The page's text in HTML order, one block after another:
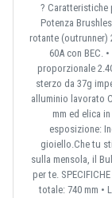
? Caratteristiche
Potenza
rotante (outrunner)
60A con BEC.
proporzionale
sterzo da 37g
alluminio lavorato
mm ed elica
esposizione:
gioiello.Che tu
sulla mensola, il
per te.
totale: 740 mm •